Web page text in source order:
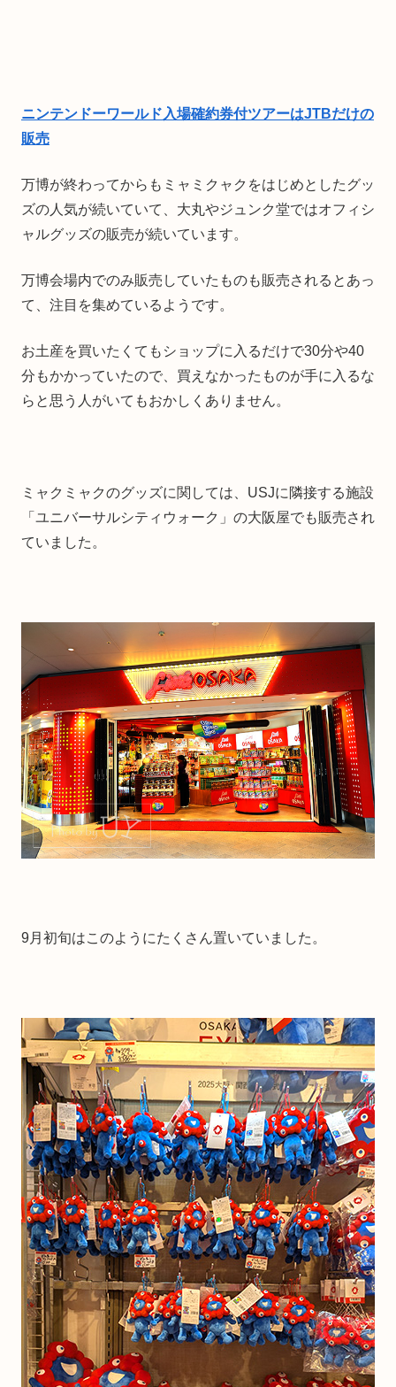
ニンテンドーワールド入場確約券付ツアーはJTBだけの
販売
万博が終わってからもミャミクャクをはじめとしたグッ
ズの人気が続いていて、大丸やジュンク堂ではオフィシ
ャルグッズの販売が続いています。
万博会場内でのみ販売していたものも販売されるとあっ
て、注目を集めているようです。
お土産を買いたくてもショップに入るだけで30分や40
分もかかっていたので、買えなかったものが手に入るな
らと思う人がいてもおかしくありません。
ミャクミャクのグッズに関しては、USJに隣接する施設
「ユニバーサルシティウォーク」の大阪屋でも販売され
ていました。
9月初旬はこのようにたくさん置いていました。